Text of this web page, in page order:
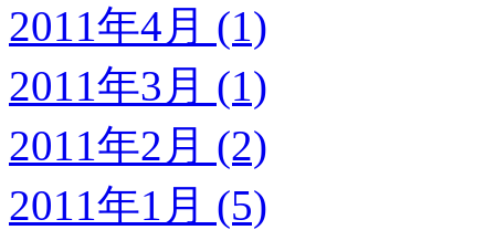
2011年4月 (1)
2011年3月 (1)
2011年2月 (2)
2011年1月 (5)